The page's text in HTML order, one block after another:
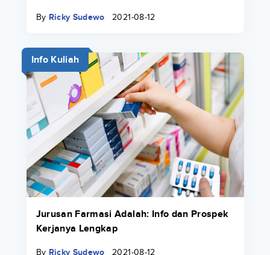
By Ricky Sudewo 2021-08-12
Info Kuliah
Jurusan Farmasi Adalah: Info dan Prospek
Kerjanya Lengkap
By Ricky Sudewo 2021-08-12